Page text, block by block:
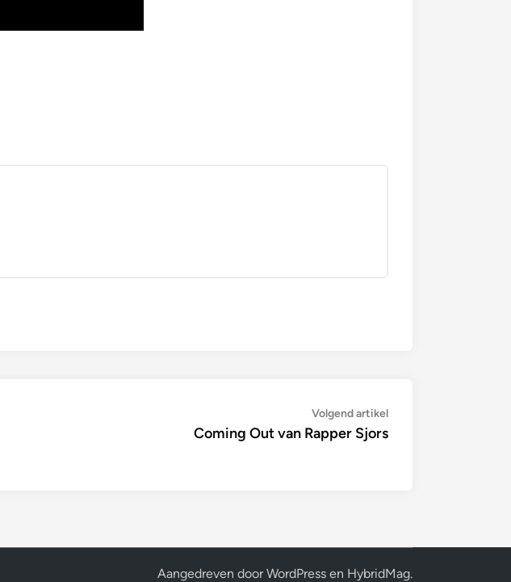
Volgend artikelVolgende
artikel:
Coming Out van Rapper Sjors
Aangedreven doorWordPress en HybridMag.